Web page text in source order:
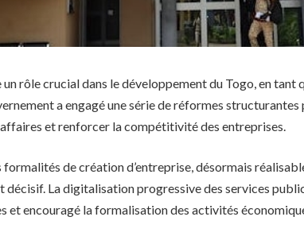
rôle crucial dans le développement du Togo, en tant
a engagé une série de réformes
affaires et renforcer la compétitivité des entreprises.
de création d’entreprise, désormais
décisif. La digitalisation progressive des services
et encouragé la formalisation des activités